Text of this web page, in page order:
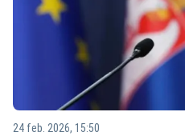
24 feb. 2026, 15:50